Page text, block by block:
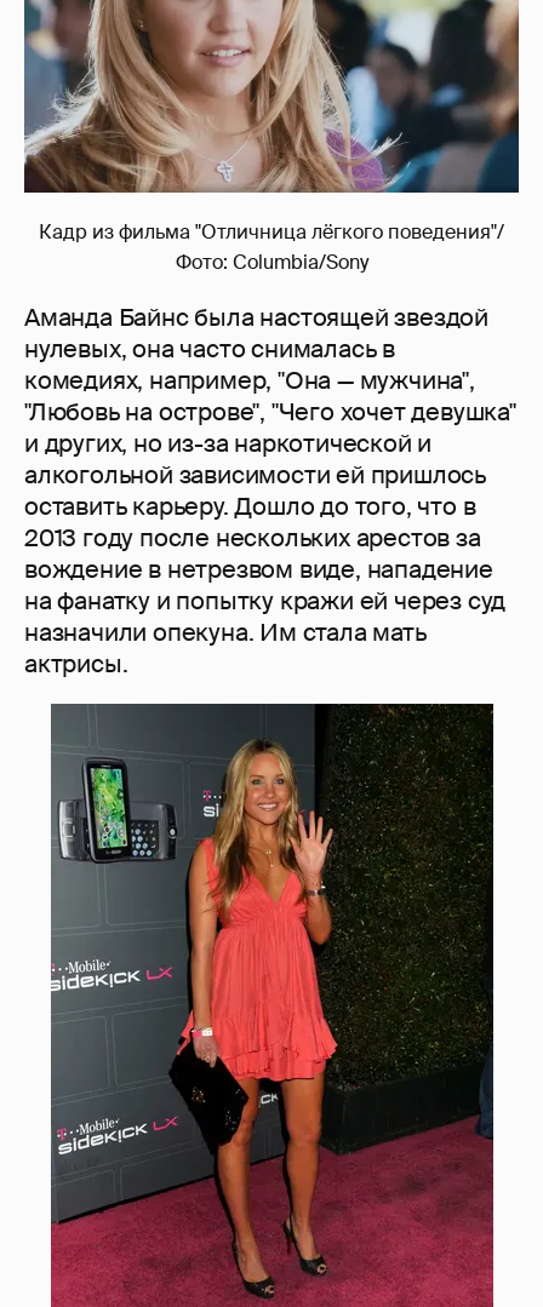
Кадр из фильма "Отличница лёгкого поведения"/
Фото: Columbia/Sony
Аманда Байнс была настоящей звездой
нулевых, она часто снималась в
комедиях, например, "Она — мужчина",
"Любовь на острове", "Чего хочет девушка"
и других, но из-за наркотической и
алкогольной зависимости ей пришлось
оставить карьеру. Дошло до того, что в
2013 году после нескольких арестов за
вождение в нетрезвом виде, нападение
на фанатку и попытку кражи ей через суд
назначили опекуна. Им стала мать
актрисы.